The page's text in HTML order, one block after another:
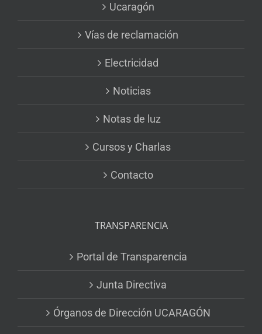
Ucaragón
Vías de reclamación
Electricidad
Noticias
Notas de luz
Cursos y Charlas
Contacto
TRANSPARENCIA
Portal de Transparencia
Junta Directiva
Órganos de Dirección UCARAGÓN